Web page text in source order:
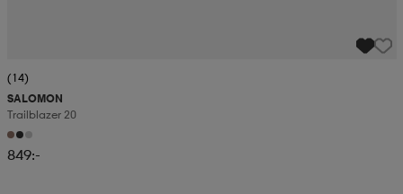
(14)
SALOMON
Trailblazer 20
849:-